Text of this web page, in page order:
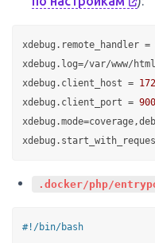
xdebug.remote_handler
xdebug.log
xdebug.client_host =
xdebug.client_port =
xdebug.mode
.docker/php/
#!/bin/bash